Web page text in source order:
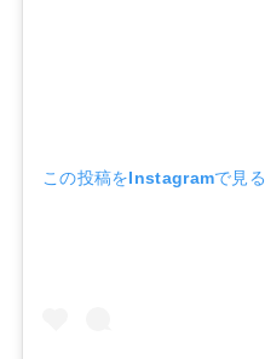
この投稿をInstagramで見る